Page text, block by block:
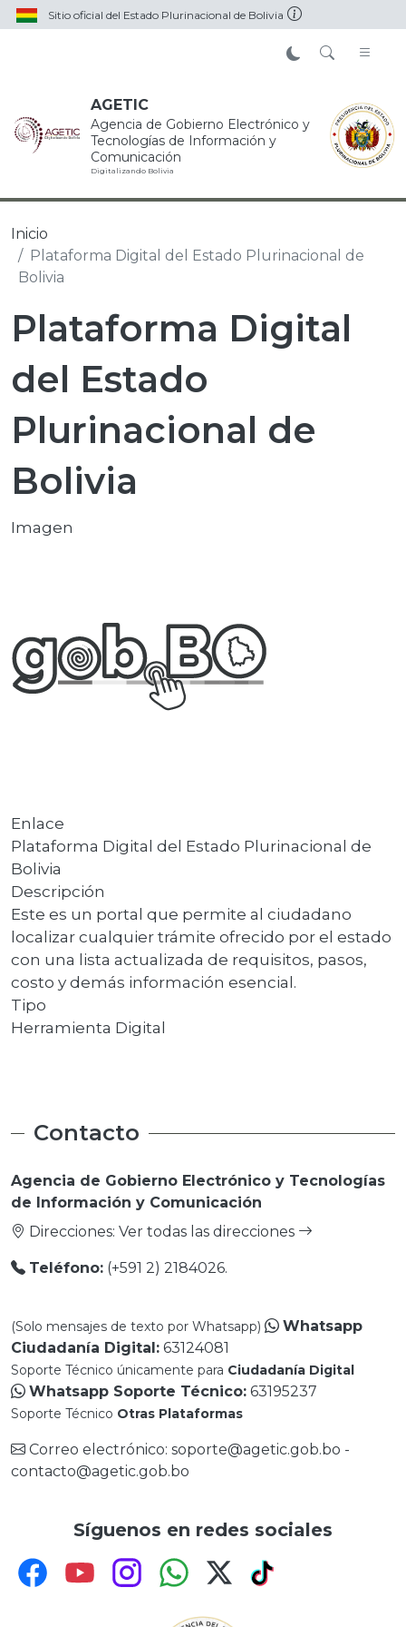
Pasar al contenido principal
Sitio oficial del Estado Plurinacional de Bolivia
AGETIC
Agencia de Gobierno Electrónico y
Tecnologías de Información y
Comunicación
Digitalizando Bolivia
Inicio
Plataforma Digital del Estado Plurinacional de
Bolivia
Plataforma Digital
del Estado
Plurinacional de
Bolivia
Imagen
Enlace
Plataforma Digital del Estado Plurinacional de
Bolivia
Descripción
Este es un portal que permite al ciudadano
localizar cualquier trámite ofrecido por el estado
con una lista actualizada de requisitos, pasos,
costo y demás información esencial.
Tipo
Herramienta Digital
Contacto
Agencia de Gobierno Electrónico y Tecnologías
de Información y Comunicación
Direcciones: Ver todas las direcciones
Teléfono: (+591 2) 2184026.
(Solo mensajes de texto por Whatsapp)
Whatsapp
Ciudadanía Digital: 63124081
Soporte Técnico únicamente para Ciudadanía Digital
Whatsapp Soporte Técnico: 63195237
Soporte Técnico Otras Plataformas
Correo electrónico: soporte@agetic.gob.bo -
contacto@agetic.gob.bo
Síguenos en redes sociales